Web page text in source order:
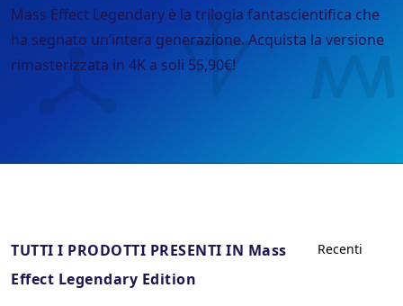
Mass Effect Legendary è la trilogia fantascientifica che
ha segnato un’intera generazione. Acquista la versione
rimasterizzata in 4K a soli 55,90€!
TUTTI I PRODOTTI PRESENTI IN Mass
Effect Legendary Edition